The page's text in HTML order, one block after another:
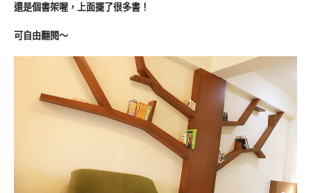
還是個書架喔，上面擺了很多書！
可自由翻閱～